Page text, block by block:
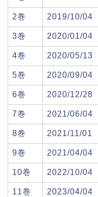
2巻 2019/10/04
3巻 2020/01/04
4巻 2020/05/13
5巻 2020/09/04
6巻 2020/12/28
7巻 2021/06/04
8巻 2021/11/01
9巻 2021/04/04
10巻 2022/10/04
11巻 2023/04/04